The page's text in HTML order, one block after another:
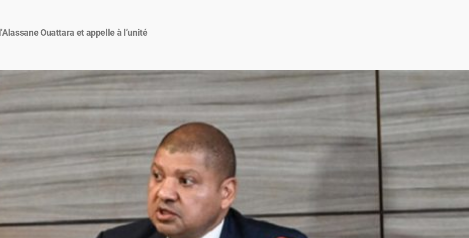
Ouattara et appelle à l’unité